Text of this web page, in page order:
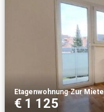
Etagenwohnung·Zur Miete
€ 1 125